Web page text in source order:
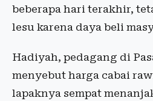
beberapa hari terakhir,
lesu karena daya beli
Hadiyah, pedagang di
menyebut harga cabai
lapaknya sempat